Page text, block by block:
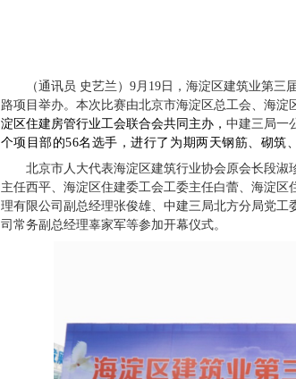
（通讯员 史艺兰 ） 9月1 9日，海淀区建筑业第三
路项目举办。 本次比赛由北京市海淀区总工会、海淀
淀区住建房管行业工会联合会共同主办， 中建三局一
个项目部的56名选手，进行了 为期两天钢筋、砌筑
北京市人大代表海淀区建筑行业协会原会长段淑
主任西平、 海淀区住建委工会工委主任白蕾、 海淀区
理有限公司副总经理张俊雄、 中建三局北方分局党工
司常务副总经理辜家军等参加开幕仪式。